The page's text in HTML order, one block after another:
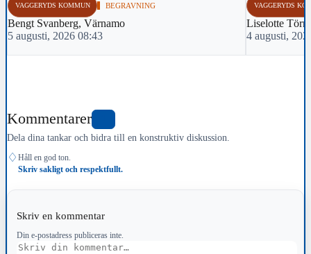
VAGGERYDS KOMMUN BEGRAVNING
Bengt Svanberg, Värnamo
5 augusti, 2026 08:43
VAGGERYDS
Liselotte
4 augusti,
Kommentarer
Dela dina tankar och bidra till en konstruktiv diskussion.
♢ Håll en god ton.
Skriv sakligt och respektfullt.
Skriv en kommentar
Din e-postadress publiceras inte.
Kommentar